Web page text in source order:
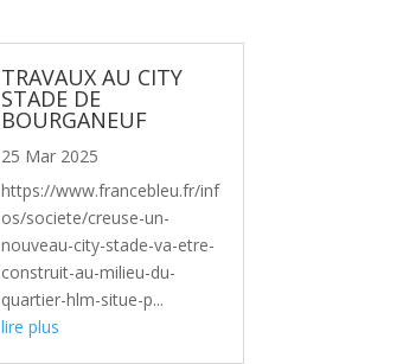
TRAVAUX AU CITY
STADE DE
BOURGANEUF
25 Mar 2025
https://www.francebleu.fr/inf
os/societe/creuse-un-
nouveau-city-stade-va-etre-
construit-au-milieu-du-
quartier-hlm-situe-p...
lire plus